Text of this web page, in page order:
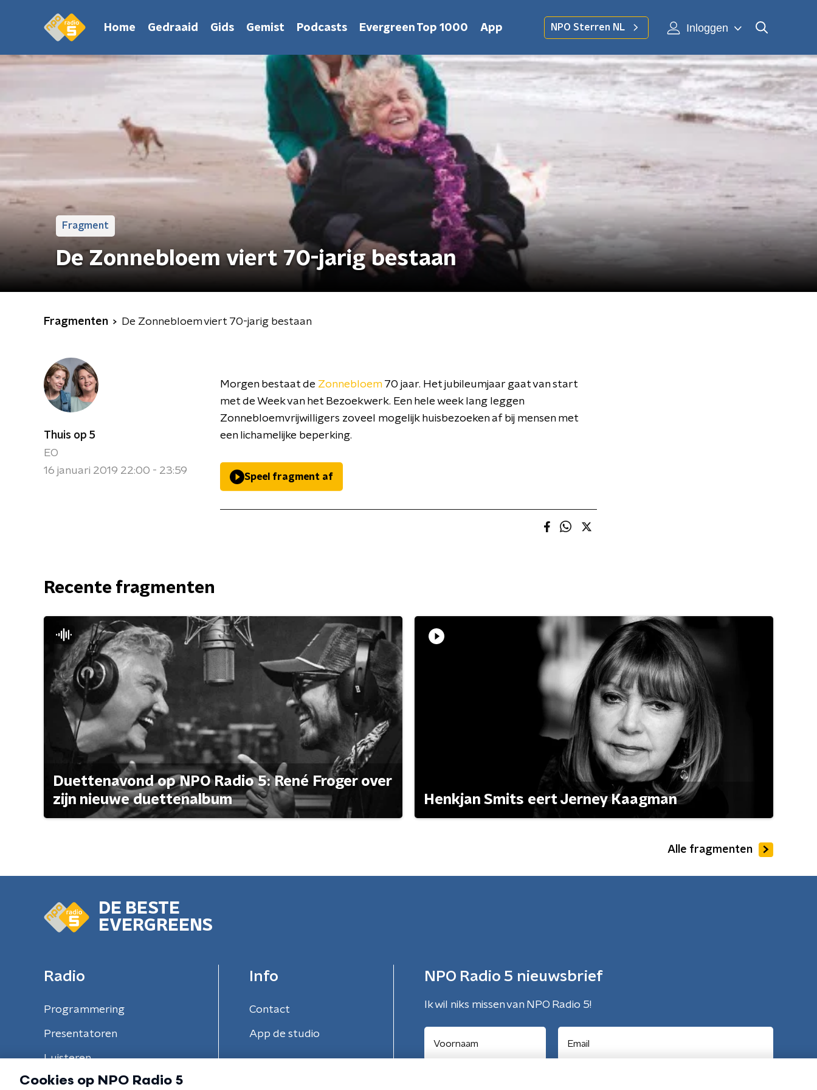
Home Gedraaid Gids Gemist Podcasts Evergreen Top 1000 App NPO Sterren NL Inloggen
Fragment
De Zonnebloem viert 70-jarig bestaan
Fragmenten De Zonnebloem viert 70-jarig bestaan
Thuis op 5
EO
16 januari 2019 22:00 - 23:59
Morgen bestaat de Zonnebloem70 jaar. Het jubileumjaar gaat van start
met de Week van het Bezoekwerk. Een hele week lang leggen
Zonnebloemvrijwilligers zoveel mogelijk huisbezoeken af bij mensen met
een lichamelijke beperking.
Speel fragment af
Recente fragmenten
Duettenavond op NPO Radio 5: René Froger over
zijn nieuwe duettenalbum
Henkjan Smits eert Jerney Kaagman
Alle fragmenten
DE BESTE
EVERGREENS
Radio
Programmering
Presentatoren
Luisteren
Info
Contact
App de studio
NPO Radio 5 nieuwsbrief
Ik wil niks missen van NPO Radio 5!